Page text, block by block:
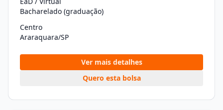
Bacharelado (graduação)
Centro
Araraquara/SP
Ver mais detalhes
Quero esta bolsa